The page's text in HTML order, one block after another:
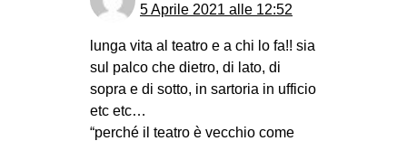
5 Aprile 2021 alle 12:52
lunga vita al teatro e a chi lo fa!! sia
sul palco che dietro, di lato, di
sopra e di sotto, in sartoria in ufficio
etc etc…
“perché il teatro è vecchio come